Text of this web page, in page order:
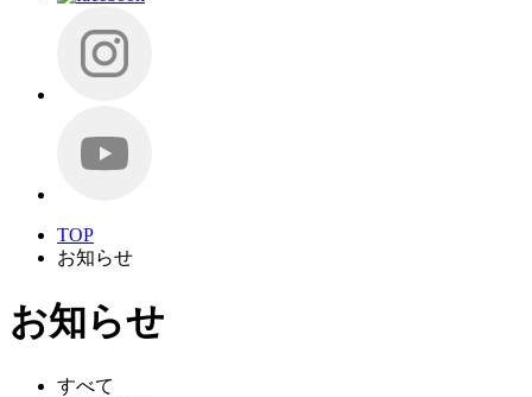
TOP
お知らせ
お知らせ
すべて